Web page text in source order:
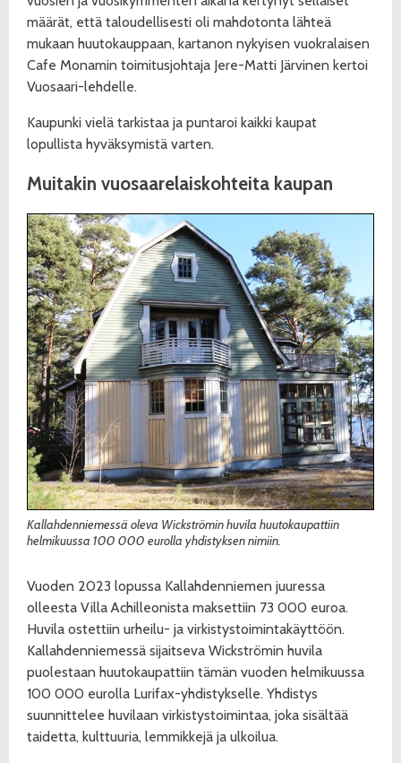
määrät, että taloudellisesti oli mahdotonta lähteä
mukaan huutokauppaan, kartanon nykyisen vuokralaisen
Cafe Monamin toimitusjohtaja Jere-Matti Järvinen kertoi
Vuosaari-lehdelle.
Kaupunki vielä tarkistaa ja puntaroi kaikki kaupat
lopullista hyväksymistä varten.
Muitakin vuosaarelaiskohteita kaupan
Kallahdenniemessä oleva Wickströmin huvila huutokaupattiin
helmikuussa 100 000 eurolla yhdistyksen nimiin.
Vuoden 2023 lopussa Kallahdenniemen juuressa
olleesta Villa Achilleonista maksettiin 73 000 euroa.
Huvila ostettiin urheilu- ja virkistystoimintakäyttöön.
Kallahdenniemessä sijaitseva Wickströmin huvila
puolestaan huutokaupattiin tämän vuoden helmikuussa
100 000 eurolla Lurifax-yhdistykselle. Yhdistys
suunnittelee huvilaan virkistystoimintaa, joka sisältää
taidetta, kulttuuria, lemmikkejä ja ulkoilua.